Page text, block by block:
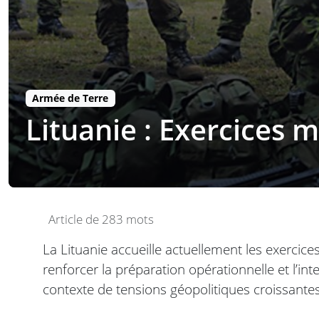
Armée de Terre
Lituanie : Exercices
Article de 283 mots
La Lituanie accueille actuellement les
renforcer la préparation opérationnelle et
contexte de tensions géopolitiques